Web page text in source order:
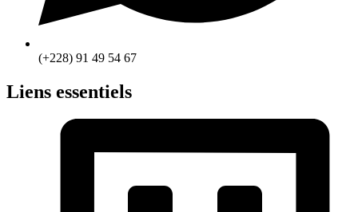
(+228) 91 49 54 67
Liens essentiels